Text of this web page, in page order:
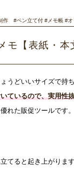
#ペン立て付 #メモ帳 #オ
モ【表紙・本
うどいいサイズで持
ているので、実用性
れた販促ツールです。
てると起き上がりま